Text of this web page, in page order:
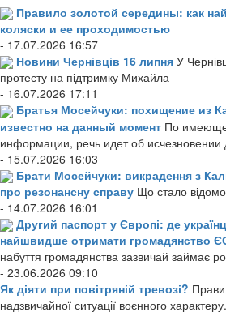
Правило золотой середины: как
коляски и ее проходимостью
- 17.07.2026 16:57
Новини Чернівців 16 липня У
протесту на підтримку Михайла
- 16.07.2026 17:11
Братья Мосейчуки: похищение из
известно на данный момент По
информации, речь идет об исчезновении
- 15.07.2026 16:03
Брати Мосейчуки: викрадення з
про резонансну справу Що стало
- 14.07.2026 16:01
Другий паспорт у Європі: де
найшвидше отримати громадянство
набуття громадянства зазвичай займає
- 23.06.2026 09:10
Як діяти при повітряній тревозі?
надзвичайної ситуації воєнного характеру.